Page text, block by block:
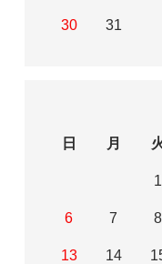
30 31
日
月
1
6 7 8
13 14